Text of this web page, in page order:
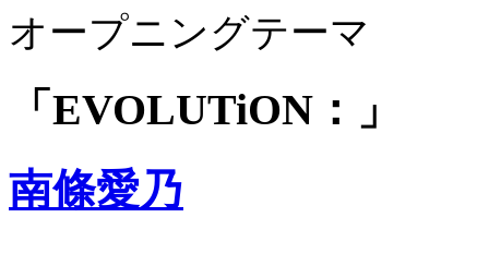
オープニングテーマ
「EVOLUTiON：」
南條愛乃